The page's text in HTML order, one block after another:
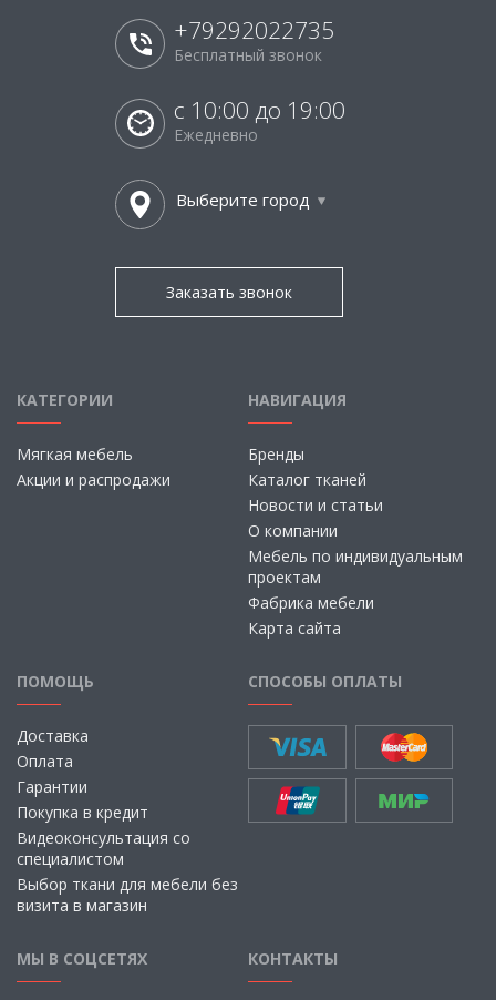
+79292022735
Бесплатный звонок
с 10:00 до 19:00
Ежедневно
Выберите город
Заказать звонок
КАТЕГОРИИ
Мягкая мебель
Акции и распродажи
НАВИГАЦИЯ
Бренды
Каталог тканей
Новости и статьи
О компании
Мебель по индивидуальным
проектам
Фабрика мебели
Карта сайта
ПОМОЩЬ
Доставка
Оплата
Гарантии
Покупка в кредит
Видеоконсультация со
специалистом
Выбор ткани для мебели без
визита в магазин
СПОСОБЫ ОПЛАТЫ
МЫ В СОЦСЕТЯХ КОНТАКТЫ